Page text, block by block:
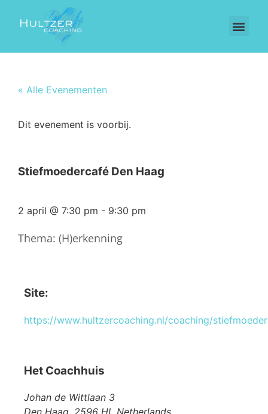
« Alle Evenementen
Dit evenement is voorbij.
Stiefmoedercafé Den Haag
2 april @ 7:30 pm - 9:30 pm
Thema: (H)erkenning
Site:
https://www.hultzercoaching.nl/coaching/
Het Coachhuis
Johan de Wittlaan 3